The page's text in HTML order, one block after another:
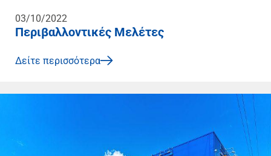
03/10/2022
Περιβαλλοντικές Μελέτες
Δείτε περισσότερα